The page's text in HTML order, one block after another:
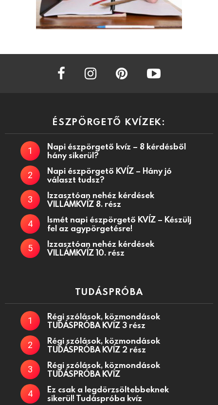
facebook instagram
ÉSZPÖRGETŐ KVÍZEK:
Napi észpörgető kvíz – 8 kérdésből
hány sikerül?
Napi észpörgető KVÍZ – Hány jó
választ tudsz?
Izzasztóan nehéz kérdések
VILLÁMKVÍZ 8. rész
Ismét napi észpörgető KVÍZ – Készülj
fel az agypörgetésre!
Izzasztóan nehéz kérdések
VILLÁMKVÍZ 10. rész
TUDÁSPRÓBA
Régi szólások, közmondások
TUDÁSPRÓBA KVÍZ 3 rész
Régi szólások, közmondások
TUDÁSPRÓBA KVÍZ 2 rész
Régi szólások, közmondások
TUDÁSPRÓBA KVÍZ
Ez csak a legdörzsöltebbeknek
sikerül! Tudáspróba kvíz